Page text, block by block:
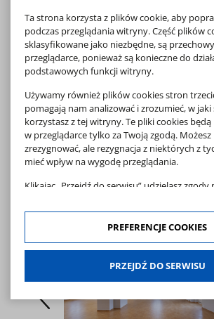
6
W soboty
i niedziele
w godz. 20:00 -
24:00 za 1
7
Wynajem sali
z zapleczem
kuchennym za 1
dobę
Ta strona korzysta z plików cookie, aby
podczas przeglądania witryny. Część plików
sklasyfikowane jako niezbędne, są
przeglądarce, ponieważ są konieczne do
podstawowych funkcji witryny.
Używamy również plików cookies stron
pomagają nam analizować i zrozumieć, w
korzystasz z tej witryny. Te pliki cookies
w przeglądarce tylko za Twoją zgodą.
zrezygnować, ale rezygnacja z niektórych z
mieć wpływ na wygodę przeglądania.
Klikając „Przejdź do serwisu” udzielasz
naszej stronie. Dane są zbierane w celach
polityką prywatnościorazpolityką cookies.
klikając w "Preferencje cookies".
cookies.
PREFERENCJE COOKIES
PRZEJDŹ DO SERWISU